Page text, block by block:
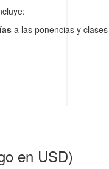
a las ponencias y
en USD)